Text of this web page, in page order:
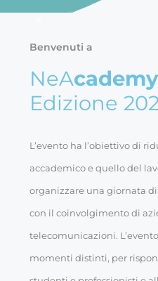
Benvenuti a
NeAcademy
Edizione
L’evento ha l’obiettivo di
accademico e quello del
organizzare una giornata
con il coinvolgimento di
telecomunicazioni.
momenti distinti, per